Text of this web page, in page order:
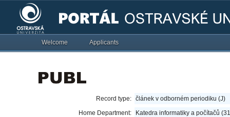
Welcome Applicants
Record type: článek v odborném periodiku (J)
Home Department:
Katedra informatiky a počítačů